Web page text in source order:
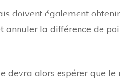
doivent également
annuler la différence de
devra alors espérer que